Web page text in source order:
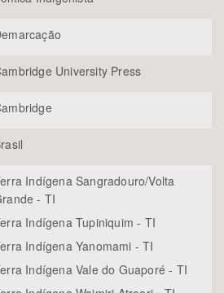
University Press
Indígena Sangradouro/Volta
- TI
Indígena Tupiniquim - TI
Indígena Yanomami - TI
Indígena Vale do Guaporé - TI